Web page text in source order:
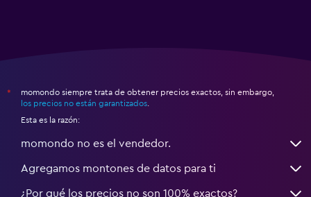
*
momondo siempre trata de obtener precios exactos, sin embargo,
los precios no están garantizados
Esta es la razón:
momondo no es el vendedor.
Agregamos montones de datos para ti
¿Por qué los precios no son 100% exactos?